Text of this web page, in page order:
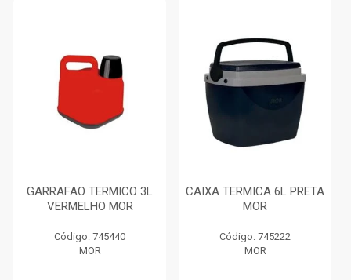
GARRAFAO TERMICO 3L
VERMELHO MOR
Código: 745440
MOR
CAIXA TERMICA 6L PRETA
MOR
Código: 745222
MOR